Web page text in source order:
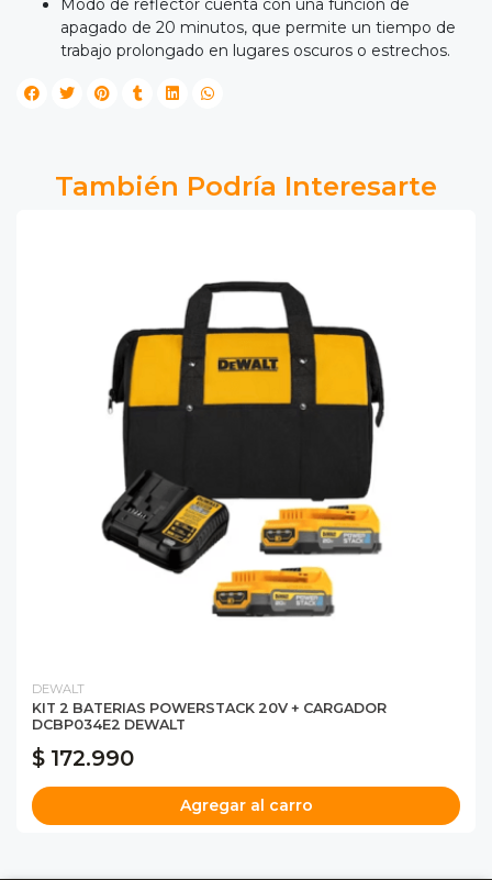
Modo de reflector cuenta con una función de
apagado de 20 minutos, que permite un tiempo de
trabajo prolongado en lugares oscuros o estrechos.
También Podría Interesarte
DEWALT
KIT 2 BATERIAS POWERSTACK 20V + CARGADOR
DCBP034E2 DEWALT
$ 172.990
Agregar al carro